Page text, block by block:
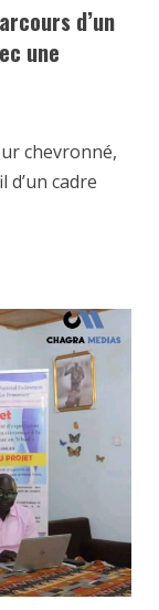
d’un
une
chevronné,
d’un cadre